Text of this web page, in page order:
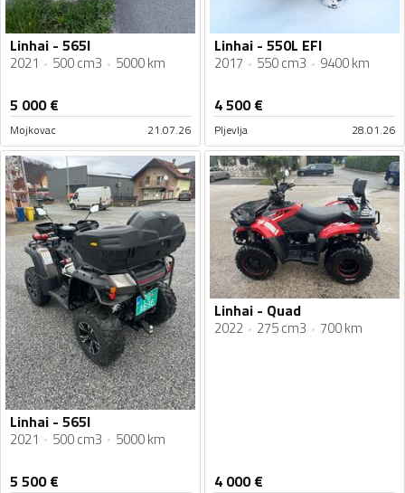
Linhai - 565l
2021 500 cm3 5000 km
5 000€
Mojkovac 21.07.26
Linhai - 550L EFI
2017 550 cm3 9400 km
4 500€
Pljevlja 28.01.26
Linhai - 565l
2021 500 cm3 5000 km
5 500€
Linhai - Quad
2022 275 cm3 700 km
4 000€